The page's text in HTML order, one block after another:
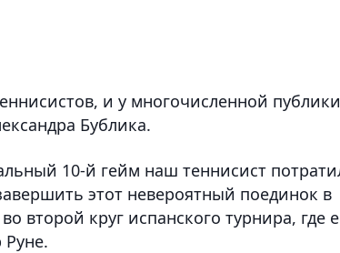
и у многочисленной
Бублика.
10-й гейм наш теннисист
этот невероятный поединок в
второй круг испанского турнира, где
Руне.